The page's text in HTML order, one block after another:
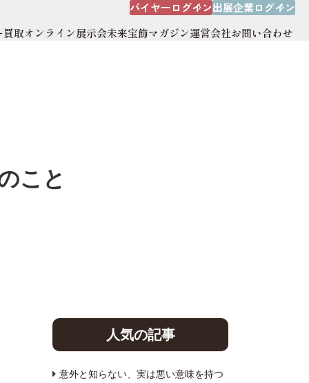
バイヤーログイン出展企業ログイン
買取オンライン展示会未来宝飾マガジン運営会社お問い合わせ
こと
人気の記事
意外と知らない、実は悪い意味を持つ